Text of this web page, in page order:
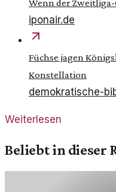
Wenn der
iponair.de
Füchse jagen
Konstellation
demokratische-
Weiterlesen
Beliebt in dieser